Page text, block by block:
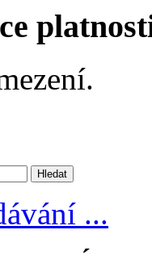
...